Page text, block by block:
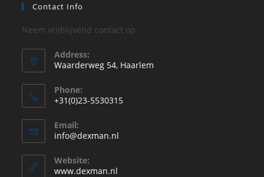
Contact Info
Neem vrijblijvend contact op
Address:
Waarderweg 54, Haarlem
Phone:
+31(0)23-5530315
in
je
toepassing
Email:
info@dexman.nl
Website:
www.dexman.nl